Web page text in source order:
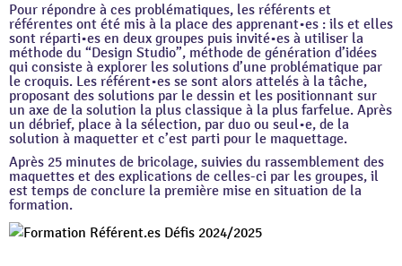
Pour répondre à ces problématiques, les référents et
référentes ont été mis à la place des apprenant•es : ils et elles
sont réparti•es en deux groupes puis invité•es à utiliser la
méthode du “Design Studio”, méthode de génération d’idées
qui consiste à explorer les solutions d’une problématique par
le croquis. Les référent•es se sont alors attelés à la tâche,
proposant des solutions par le dessin et les positionnant sur
un axe de la solution la plus classique à la plus farfelue. Après
un débrief, place à la sélection, par duo ou seul•e, de la
solution à maquetter et c’est parti pour le maquettage.
Après 25 minutes de bricolage, suivies du rassemblement des
maquettes et des explications de celles-ci par les groupes, il
est temps de conclure la première mise en situation de la
formation.